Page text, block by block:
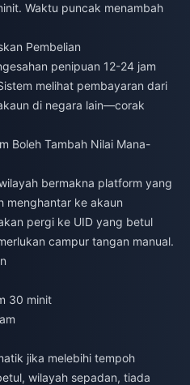
Waktu puncak menambah
Pembelian
penipuan 12-24 jam
melihat pembayaran dari
di negara lain—corak
Boleh Tambah Nilai Mana-
bermakna platform yang
menghantar ke akaun
pergi ke UID yang betul
campur tangan manual.
30 minit
jika melebihi tempoh
wilayah sepadan, tiada